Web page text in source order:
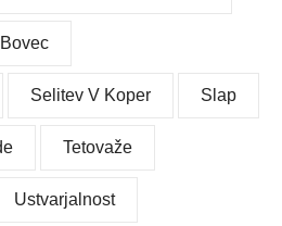
Selitev V Koper Slap
Tetovaže
Ustvarjalnost